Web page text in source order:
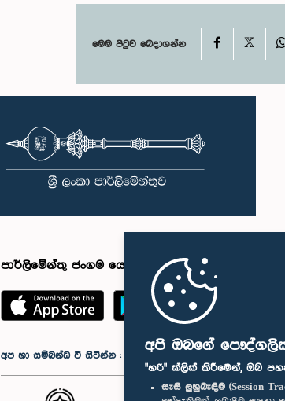
අපි ඔබගේ
"හරි" ක්ලික් කිරීමෙන්, ඔබ
සැසි ලුහුබැඳීම (Session
මෙම පිටුව බෙදාගන්න Facebook
පාර්ලිමේන්තු ජංගම යෙදුම
අප හා සම්බන්ධ වී සිටින්න :